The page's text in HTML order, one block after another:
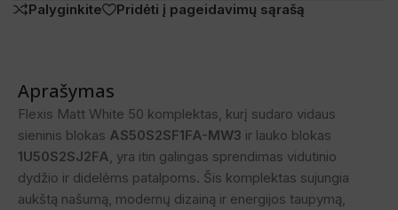
Palyginkite Pridėti į pageidavimų sąrašą
Aprašymas
Flexis Matt White 50 komplektas, kurį sudaro vidaus
sieninis blokas AS50S2SF1FA-MW3 ir lauko blokas
1U50S2SJ2FA, yra itin galingas sprendimas vidutinio
dydžio ir didelėms patalpoms. Šis komplektas sujungia
aukštą našumą, modernų dizainą ir energijos taupymą,